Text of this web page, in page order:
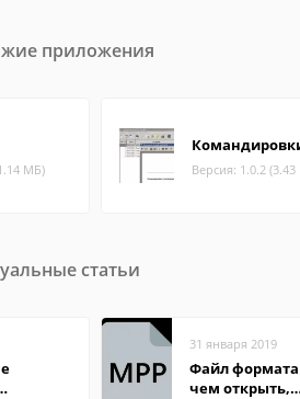
приложения
МБ) Версия: 1.0.2
статьи
31 января 2019
Файл
чем открыть,